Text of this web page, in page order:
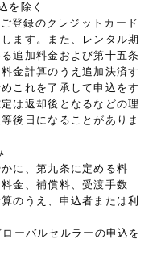
を除く
登録のクレジットカード
ます。また、レンタル期
追加料金および第十五条
金計算のうえ追加決済す
これを了承して申込をす
は返却後となるなどの理
後日になることがありま
に、第九条に定める料
金、補償料、受渡手数
のうえ、申込者または利
バルセルラーの申込を